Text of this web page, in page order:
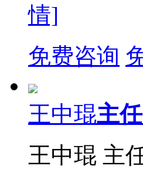
情]
免费咨询
王中琨主
王中琨 主